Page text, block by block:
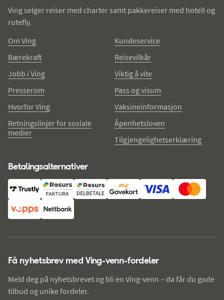
Ving selger reiser med charter samt pakkereiser med hotell og
rutefly.
Om Ving
Bærekraft
Jobb i Ving
Presserom
Hvorfor Ving
Retningslinjer for sosiale
medier
Kundeservice
Reisevilkår
Viktig å vite
Pass og visum
Vaksineinformasjon
Åpenhetsloven
Tilgjengelighetserklæring
Betalingsalternativer
Få nyhetsbrev med Ving-venn-fordeler
Meld deg på nyhetsbrevet og bli en Ving-venn – da får du gode
tilbud og unike fordeler.